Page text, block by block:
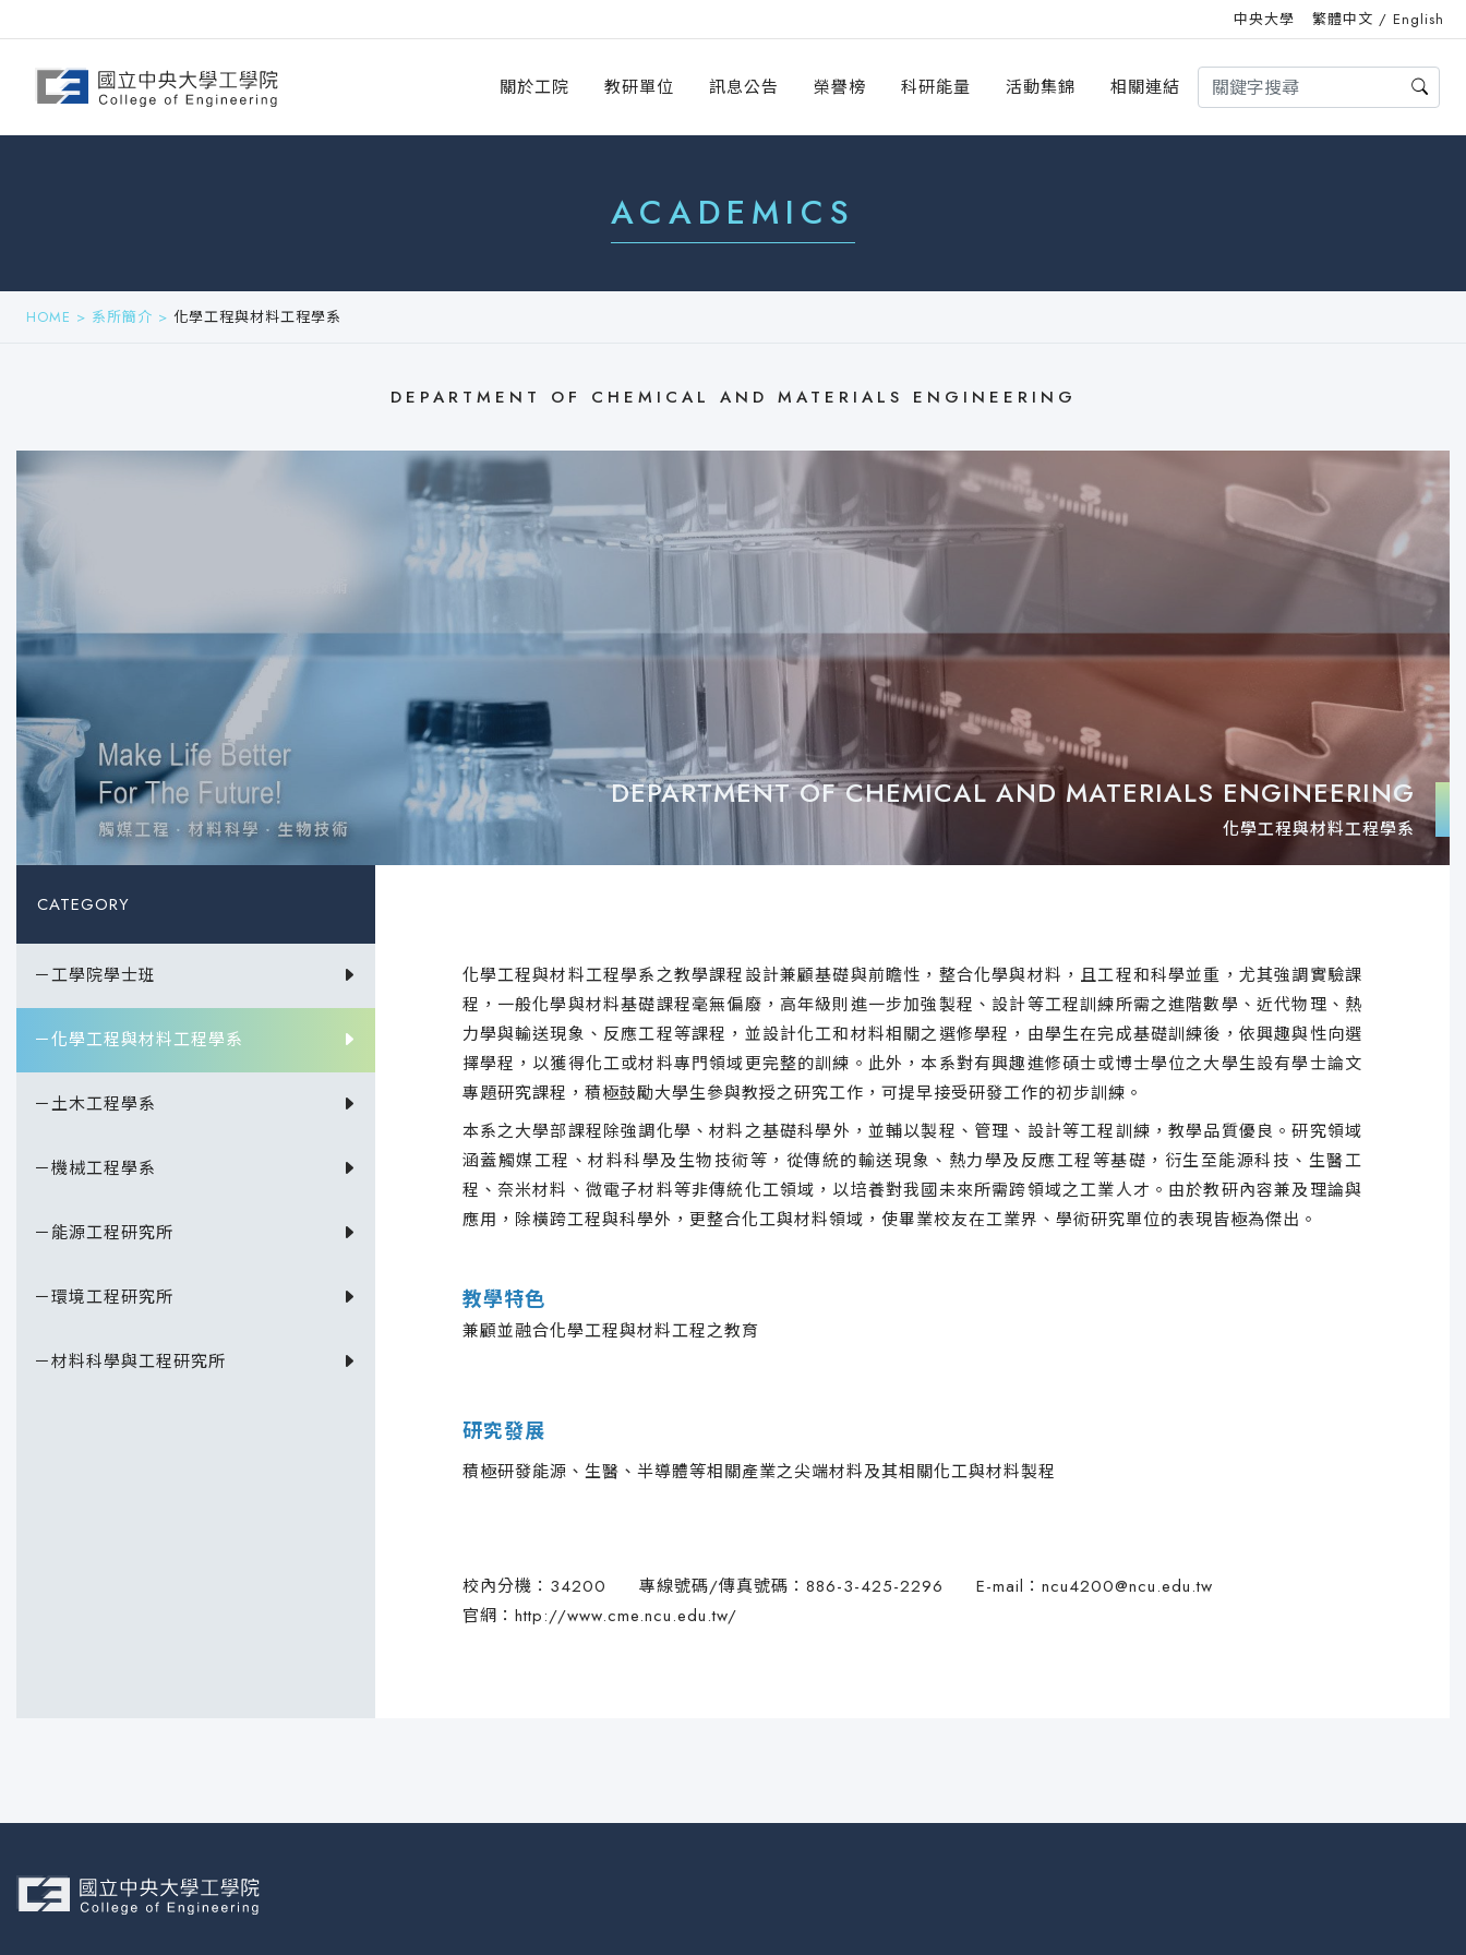
中央大學 繁體中文 / English
關於工院 教研單位 訊息公告 榮譽榜 科研能量 活動集錦 相關連結
ACADEMICS
HOME > 系所簡介 > 化學工程與材料工程學系
DEPARTMENT OF CHEMICAL AND MATERIALS ENGINEERING
DEPARTMENT OF CHEMICAL AND MATERIALS ENGINEERING
化學工程與材料工程學系
CATEGORY
－工學院學士班
－化學工程與材料工程學系
－土木工程學系
－機械工程學系
－能源工程研究所
－環境工程研究所
－材料科學與工程研究所
化學工程與材料工程學系之教學課程設計兼顧基礎與前瞻性，整合化學與材料，且工程和科學並重，尤其強調實驗課
程，一般化學與材料基礎課程毫無偏廢，高年級則進一步加強製程、設計等工程訓練所需之進階數學、近代物理、熱
力學與輸送現象、反應工程等課程，並設計化工和材料相關之選修學程，由學生在完成基礎訓練後，依興趣與性向選
擇學程，以獲得化工或材料專門領域更完整的訓練。此外，本系對有興趣進修碩士或博士學位之大學生設有學士論文
專題研究課程，積極鼓勵大學生參與教授之研究工作，可提早接受研發工作的初步訓練。
本系之大學部課程除強調化學、材料之基礎科學外，並輔以製程、管理、設計等工程訓練，教學品質優良。研究領域
涵蓋觸媒工程、材料科學及生物技術等，從傳統的輸送現象、熱力學及反應工程等基礎，衍生至能源科技、生醫工
程、奈米材料、微電子材料等非傳統化工領域，以培養對我國未來所需跨領域之工業人才。由於教研內容兼及理論與
應用，除橫跨工程與科學外，更整合化工與材料領域，使畢業校友在工業界、學術研究單位的表現皆極為傑出。
教學特色
兼顧並融合化學工程與材料工程之教育
研究發展
積極研發能源、生醫、半導體等相關產業之尖端材料及其相關化工與材料製程
校內分機：34200 專線號碼/傳真號碼：886-3-425-2296 E-mail： ncu4200@ncu.edu.tw
官網： http://www.cme.ncu.edu.tw/